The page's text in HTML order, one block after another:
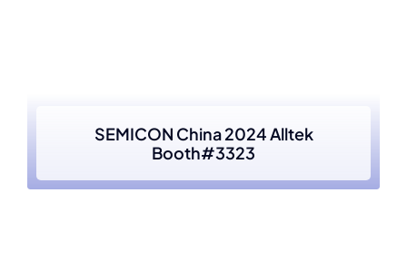
SEMICON China 2024 Alltek
Booth#3323